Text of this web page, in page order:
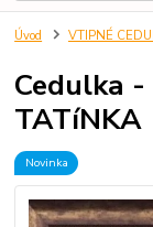
Úvod VTIPNÉ
Cedulka -
TATíNKA
Novinka